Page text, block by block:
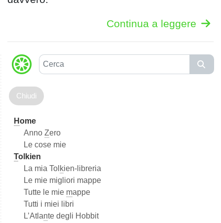
Continua a leggere
C
c
Home
Anno Zero
Le cose mie
Tolkien
La mia Tol kien-libreria
Le mie migliori mappe
Tutte le mie mappe
Tutti i miei libri
L’Atlante degli Hobbit